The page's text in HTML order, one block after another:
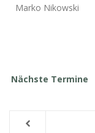
Marko Nikowski
Nächste Termine